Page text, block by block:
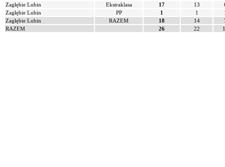
Zagłębie Lubin
Ekstraklasa 17 13
Zagłębie Lubin
PP 1 1
Zagłębie Lubin
RAZEM 18 14
RAZEM
26 22